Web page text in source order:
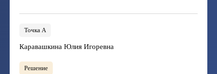
Точка А
Каравашкина Юлия Игоревна
Решение